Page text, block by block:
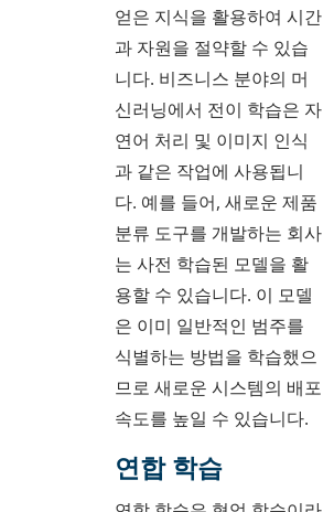
얻은 지식을 활용하여 시간
과 자원을 절약할 수 있습
니다. 비즈니스 분야의 머
신러닝에서 전이 학습은 자
연어 처리 및 이미지 인식
과 같은 작업에 사용됩니
다. 예를 들어, 새로운 제품
분류 도구를 개발하는 회사
는 사전 학습된 모델을 활
용할 수 있습니다. 이 모델
은 이미 일반적인 범주를
식별하는 방법을 학습했으
므로 새로운 시스템의 배포
속도를 높일 수 있습니다.
연합 학습